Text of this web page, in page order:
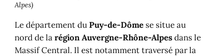
Alpes)
Le département duPuy-de-Dôme se situe au
nord de larégion Auvergne-Rhône-Alpesdans le
Massif Central. Il est notamment traversé par la